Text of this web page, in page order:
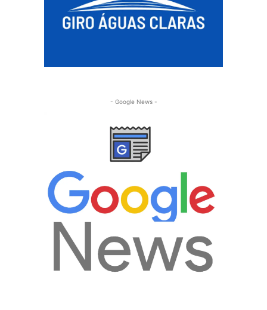
- Google News -